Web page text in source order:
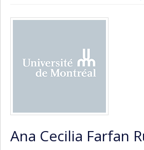
Ana Cecilia Farfan